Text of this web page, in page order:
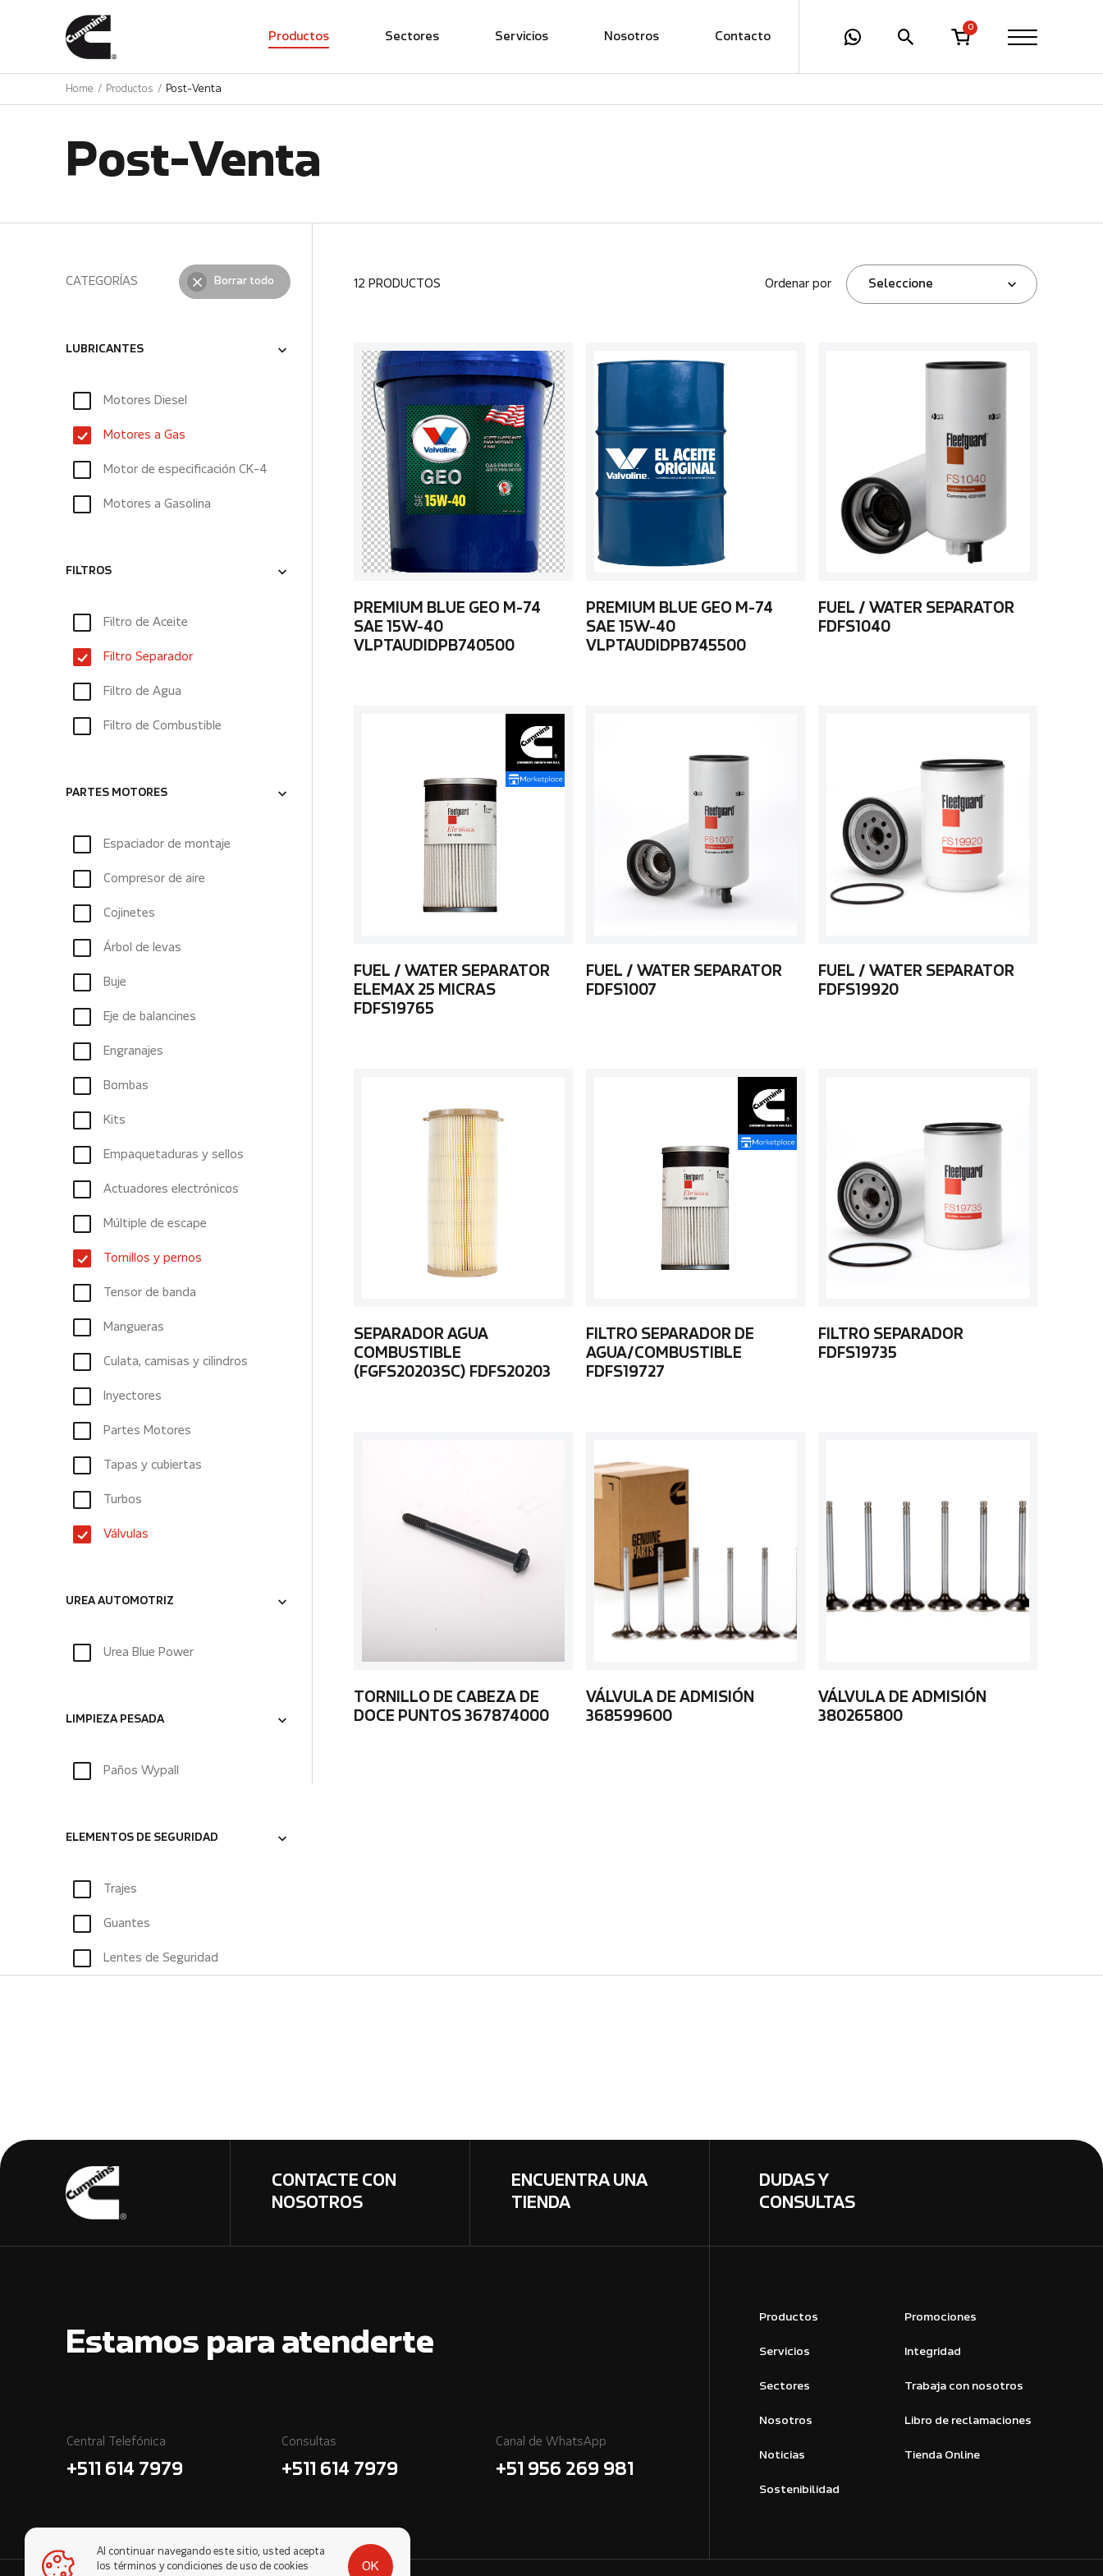
Productos Sectores Servicios Nosotros Contacto
0
Home Productos Post-Venta
Post-Venta
CATEGORÍAS Borrar todo
LUBRICANTES
Motores Diesel
Motores a Gas
Motor de especificación CK-4
Motores a Gasolina
FILTROS
Filtro de Aceite
Filtro Separador
Filtro de Agua
Filtro de Combustible
PARTES MOTORES
Espaciador de montaje
Compresor de aire
Cojinetes
Árbol de levas
Buje
Eje de balancines
Engranajes
Bombas
Kits
Empaquetaduras y sellos
Actuadores electrónicos
Múltiple de escape
Tornillos y pernos
Tensor de banda
Mangueras
Culata, camisas y cilindros
Inyectores
Partes Motores
Tapas y cubiertas
Turbos
Válvulas
UREA AUTOMOTRIZ
Urea Blue Power
LIMPIEZA PESADA
Paños Wypall
ELEMENTOS DE SEGURIDAD
Trajes
Guantes
Lentes de Seguridad
12 PRODUCTOS Ordenar por Seleccione
PREMIUM BLUE GEO M-74
SAE 15W-40
VLPTAUDIDPB740500
PREMIUM BLUE GEO M-74
SAE 15W-40
VLPTAUDIDPB745500
FUEL / WATER SEPARATOR
FDFS1040
FUEL / WATER SEPARATOR
ELEMAX 25 MICRAS
FDFS19765
FUEL / WATER SEPARATOR
FDFS1007
FUEL / WATER SEPARATOR
FDFS19920
SEPARADOR AGUA
COMBUSTIBLE
(FGFS20203SC) FDFS20203
FILTRO SEPARADOR DE
AGUA/COMBUSTIBLE
FDFS19727
FILTRO SEPARADOR
FDFS19735
TORNILLO DE CABEZA DE
DOCE PUNTOS 367874000
VÁLVULA DE ADMISIÓN
368599600
VÁLVULA DE ADMISIÓN
380265800
CONTACTE CON
NOSOTROS
ENCUENTRA UNA
TIENDA
DUDAS Y
CONSULTAS
Estamos para atenderte
Central Telefónica
+511 614 7979
Consultas
+511 614 7979
Canal de WhatsApp
+51 956 269 981
Productos
Servicios
Sectores
Nosotros
Noticias
Sostenibilidad
Promociones
Integridad
Trabaja con nosotros
Libro de reclamaciones
Tienda Online
Al continuar navegando este sitio, usted acepta
los términos y condiciones de uso de cookies
OK